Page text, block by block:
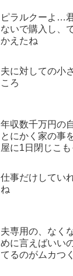
ピラルクーよ…
ないで購入し、
かえたね
夫に対しての小
ころ
年収数千万円の
とにかく家の事
屋に1日閉じこ
仕事だけしてい
ね
夫専用の、なく
めに言えばいい
てるのがムカつく